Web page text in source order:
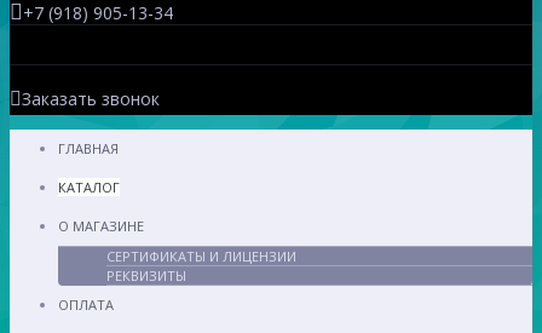
+7 (918) 905-13-34
Заказать звонок
ГЛАВНАЯ
КАТАЛОГ
О МАГАЗИНЕ
СЕРТИФИКАТЫ И ЛИЦЕНЗИИ
РЕКВИЗИТЫ
ОПЛАТА